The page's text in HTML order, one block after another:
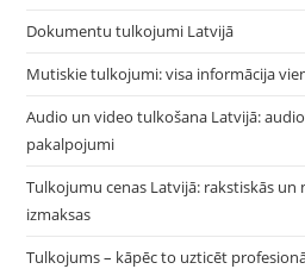
Dokumentu tulkojumi Latvijā
Mutiskie tulkojumi: visa informācija
Audio un video tulkošana Latvijā:
pakalpojumi
Tulkojumu cenas Latvijā: rakstiskās
izmaksas
Tulkojums – kāpēc to uzticēt